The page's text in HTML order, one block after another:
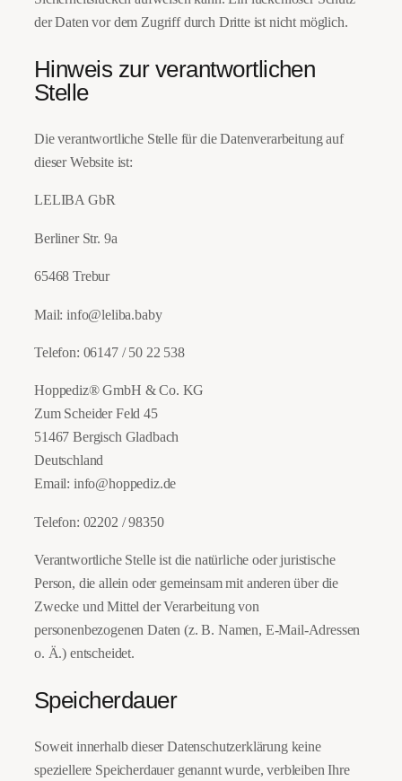
der Daten vor dem Zugriff durch Dritte ist nicht möglich.
Hinweis zur verantwortlichen
Stelle
Die verantwortliche Stelle für die Datenverarbeitung auf
dieser Website ist:
LELIBA GbR
Berliner Str. 9a
65468 Trebur
Mail: info@leliba.baby
Telefon: 06147 / 50 22 538
Hoppediz® GmbH & Co. KG
Zum Scheider Feld 45
51467 Bergisch Gladbach
Deutschland
Email: info@hoppediz.de
Telefon: 02202 / 98350
Verantwortliche Stelle ist die natürliche oder juristische
Person, die allein oder gemeinsam mit anderen über die
Zwecke und Mittel der Verarbeitung von
personenbezogenen Daten (z. B. Namen, E-Mail-Adressen
o. Ä.) entscheidet.
Speicherdauer
Soweit innerhalb dieser Datenschutzerklärung keine
speziellere Speicherdauer genannt wurde, verbleiben Ihre